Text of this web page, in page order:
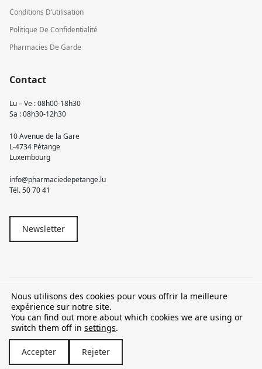
Conditions D’utilisation
Politique De Confidentialité
Pharmacies De Garde
Contact
Lu – Ve : 08h00-18h30
Sa : 08h30-12h30
10 Avenue de la Gare
L-4734 Pétange
Luxembourg
info@pharmaciedepetange.lu
Tél.50 70 41
Newsletter
© 2026 Pharmacie Pétange
TVA LU15581262
Nous utilisons des cookies pour vous offrir la meilleure
expérience sur notre site.
You can find out more about which cookies we are using or
switch them off in settings.
Accepter Rejeter